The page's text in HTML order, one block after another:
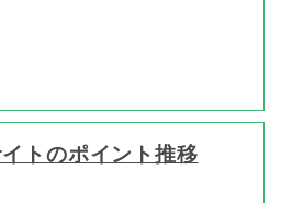
トのポイント推移